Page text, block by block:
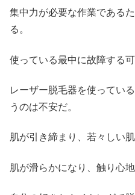
集中力が必要な作業である
る。
使っている最中に故障する可
レーザー脱毛器を使ってい
うのは不安だ。
肌が引き締まり、若々しい肌
肌が滑らかになり、触り心地